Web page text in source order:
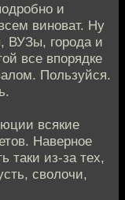
и
виноват. Ну
ВУЗы, города и
все впорядке
Пользуйся.
всякие
Наверное
таки из-за тех,
сволочи,